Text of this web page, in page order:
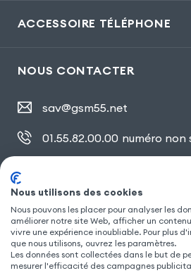
ACCESSOIRE TÉLÉPHONE
NOUS CONTACTER
sav@gsm55.net
01.55.82.00.00 numéro non
SUIVEZ
Nous utilisons des cookies
Nous pouvons les placer pour analyser les
améliorer notre site Web, afficher un
vivre une expérience inoubliable. Pour plus
que nous utilisons, ouvrez les paramètres.
Les données sont collectées dans le but de
mesurer l'efficacité des campagnes